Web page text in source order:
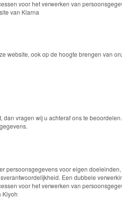
voor het verwerken van
van Klarna
website, ook op de hoogte brengen van
vragen wij u achteraf ons te
persoonsgegevens voor eigen
Een dubbele
voor het verwerken van
Kiyoh